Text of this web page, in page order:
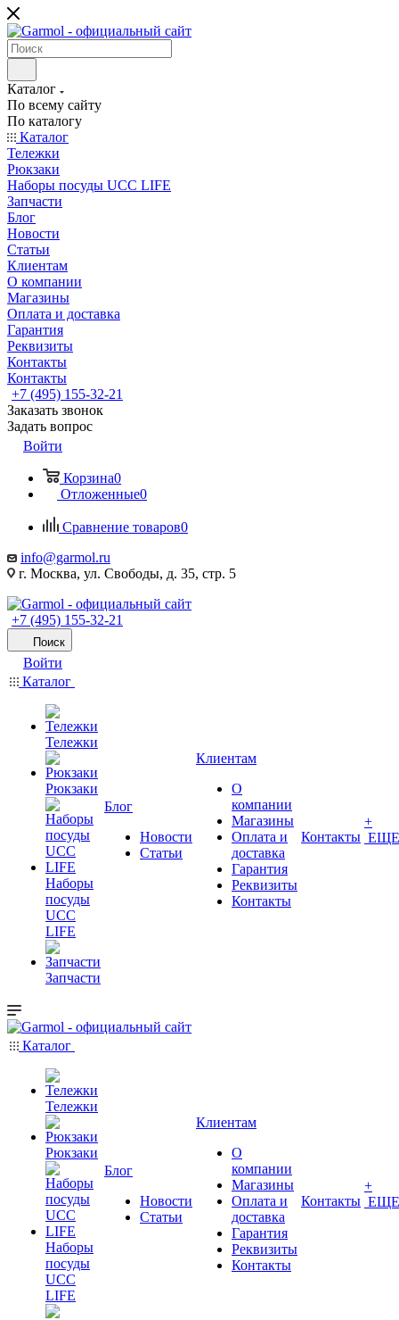
Каталог
По всему сайту
По каталогу
Каталог
Тележки
Рюкзаки
Наборы посуды UCC LIFE
Запчасти
Блог
Новости
Статьи
Клиентам
О компании
Магазины
Оплата и доставка
Гарантия
Реквизиты
Контакты
Контакты
+7 (495) 155-32-21
Заказать звонок
Задать вопрос
Войти
Корзина0
Отложенные0
Сравнение товаров0
info@garmol.ru
г. Москва, ул. Свободы, д. 35, стр. 5
+7 (495) 155-32-21
Поиск
Войти
Каталог
Тележки
Рюкзаки
Наборы
посуды
UCC
LIFE
Запчасти
Блог
Новости
Статьи
Клиентам
О
компании
Магазины
Оплата и
доставка
Гарантия
Реквизиты
Контакты
Контакты
+
ЕЩЕ
Каталог
Тележки
Рюкзаки
Наборы
посуды
UCC
LIFE
Блог
Новости
Статьи
Клиентам
О
компании
Магазины
Оплата и
доставка
Гарантия
Реквизиты
Контакты
Контакты
+
ЕЩЕ